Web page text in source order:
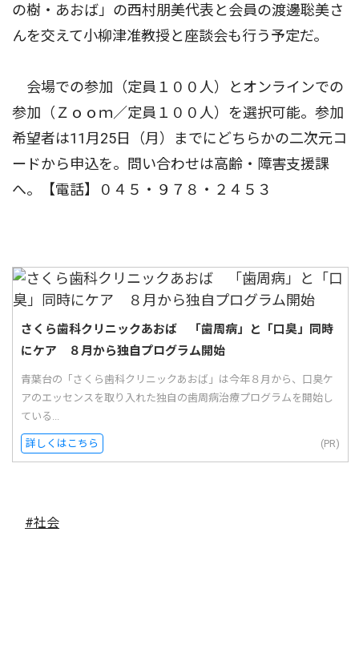
の樹・あおば」の西村朋美代表と会員の渡邊聡美さ
んを交えて小柳津准教授と座談会も行う予定だ。
会場での参加（定員１００人）とオンラインでの
参加（Ｚｏｏｍ／定員１００人）を選択可能。参加
希望者は11月25日（月）までにどちらかの二次元コ
ードから申込を。問い合わせは高齢・障害支援課
へ。【電話】０４５・９７８・２４５３
さくら歯科クリニックあおば 「歯周病」と「口臭」同時
にケア ８月から独自プログラム開始
青葉台の「さくら歯科クリニックあおば」は今年８月から、口臭ケ
アのエッセンスを取り入れた独自の歯周病治療プログラムを開始し
ている...
詳しくはこちら (PR)
#社会